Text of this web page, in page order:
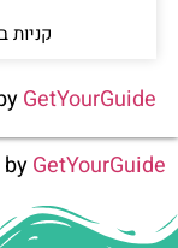
קניות
GetYourGuide
GetYourGuide